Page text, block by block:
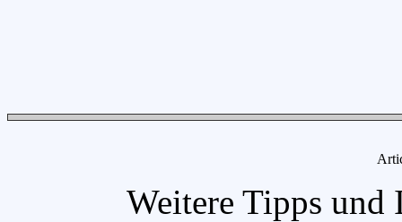
Weitere Tipps und